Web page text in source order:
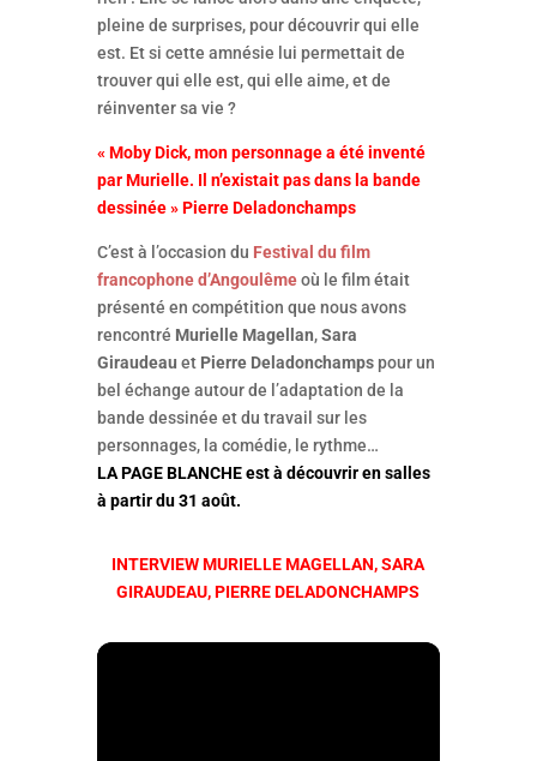
pleine de surprises, pour découvrir qui elle
est. Et si cette amnésie lui permettait de
trouver qui elle est, qui elle aime, et de
réinventer sa vie ?
« Moby Dick, mon personnage a été inventé
par Murielle. Il n’existait pas dans la bande
dessinée » Pierre Deladonchamps
C’est à l’occasion du Festival du film
francophone d’Angoulêmeoù le film était
présenté en compétition que nous avons
rencontré Murielle Magellan,Sara
Giraudeau et Pierre Deladonchampspour un
bel échange autour de l’adaptation de la
bande dessinée et du travail sur les
personnages, la comédie, le rythme…
LA PAGE BLANCHE est à découvrir en salles
à partir du 31 août.
INTERVIEW MURIELLE MAGELLAN, SARA
GIRAUDEAU, PIERRE DELADONCHAMPS